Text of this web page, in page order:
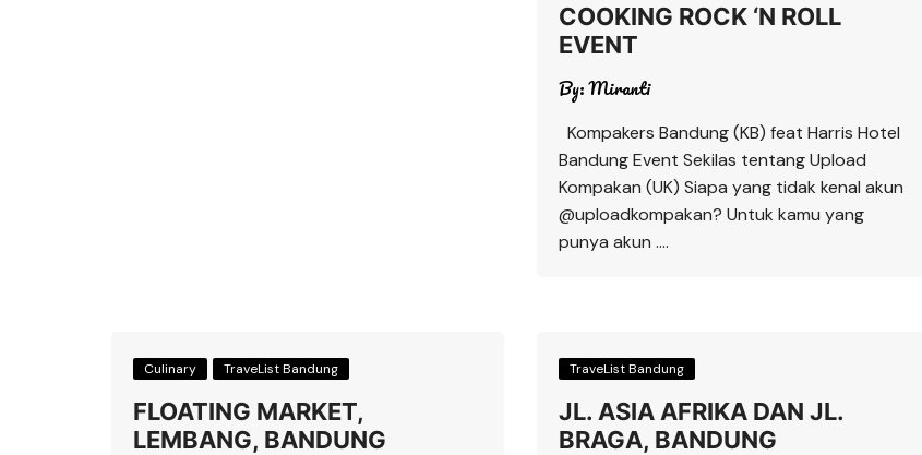
COOKING ROCK ‘N ROLL
EVENT
By:Miranti
Kompakers Bandung (KB) feat Harris Hotel
Bandung Event Sekilas tentang Upload
Kompakan (UK) Siapa yang tidak kenal akun
@uploadkompakan? Untuk kamu yang
punya akun ….
Culinary TraveList Bandung
FLOATING MARKET,
LEMBANG, BANDUNG
TraveList Bandung
JL. ASIA AFRIKA DAN JL.
BRAGA, BANDUNG